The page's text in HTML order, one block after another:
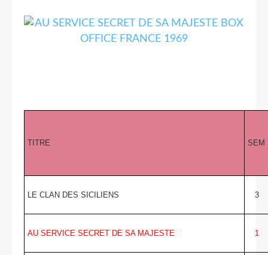
TITRE SEM
LE CLAN DES SICILIENS 3
AU SERVICE SECRET DE SA MAJESTE 1